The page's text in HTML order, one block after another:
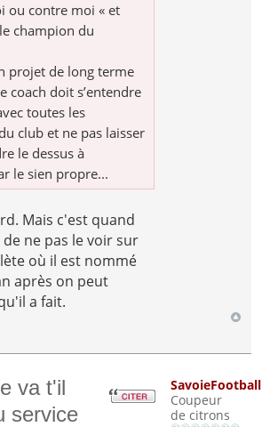
ou contre moi « et
le champion du
projet de long terme
coach doit s’entendre
toutes les
club et ne pas laisser
le dessus à
le sien propre...
Mais c'est quand
ne pas le voir sur
où il est nommé
après on peut
a fait.
va t'il
service
SavoieFootball
Coupeur
de citrons